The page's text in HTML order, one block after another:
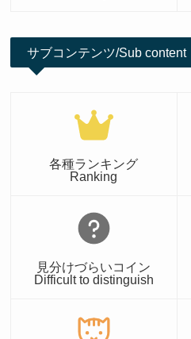
サブコンテンツ/Sub content
各種ランキング
Ranking
見分けづらいコイン
Difficult to distinguish